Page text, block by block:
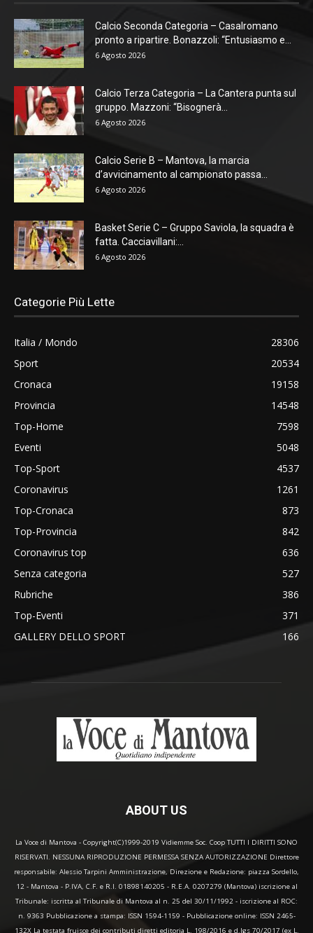
Calcio Seconda Categoria – Casalromano
pronto a ripartire. Bonazzoli: “Entusiasmo e...
6 Agosto 2026
Calcio Terza Categoria – La Cantera punta sul
gruppo. Mazzoni: “Bisognerà...
6 Agosto 2026
Calcio Serie B – Mantova, la marcia
d’avvicinamento al campionato passa...
6 Agosto 2026
Basket Serie C – Gruppo Saviola, la squadra è
fatta. Cacciavillani:...
6 Agosto 2026
Categorie Più Lette
Italia / Mondo
28306
Sport
20534
Cronaca
19158
Provincia
14548
Top-Home
7598
Eventi
5048
Top-Sport
4537
Coronavirus
1261
Top-Cronaca
873
Top-Provincia
842
Coronavirus top
636
Senza categoria
527
Rubriche
386
Top-Eventi
371
GALLERY DELLO SPORT
166
ABOUT US
La Voce di Mantova - Copyright(C)1999-2019 Vidiemme Soc. Coop TUTTI I DIRITTI SONO
RISERVATI. NESSUNA RIPRODUZIONE PERMESSA SENZA AUTORIZZAZIONE Direttore
responsabile: Alessio Tarpini Amministrazione, Direzione e Redazione: piazza Sordello,
12 - Mantova - P.IVA, C.F. e R.I. 01898140205 - R.E.A. 0207279 (Mantova) iscrizione al
Tribunale: iscritta al Tribunale di Mantova al n. 25 del 30/11/1992 - iscrizione al ROC:
n. 9363 Pubblicazione a stampa: ISSN 1594-1159 - Pubblicazione online: ISSN 2465-
132X La testata fruisce dei contributi diretti editoria L. 198/2016 e d.lgs 70/2017 (ex L.